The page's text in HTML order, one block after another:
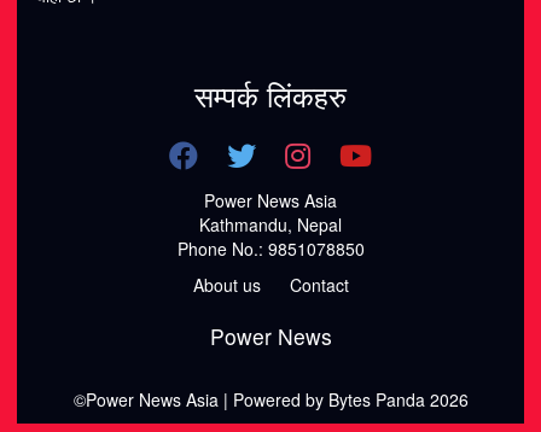
सम्पर्क लिंकहरु
Power News Asia
Kathmandu, Nepal
Phone No.: 9851078850
About us
Contact
Power News
©Power News Asia | Powered by Bytes Panda 2026